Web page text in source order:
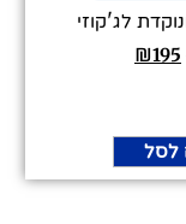
לג'קוזי
₪195
לסל